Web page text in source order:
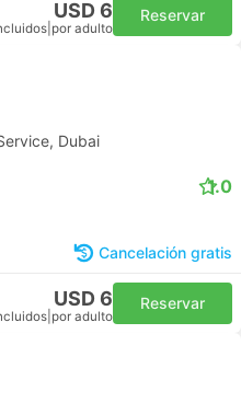
USD 6
por adulto
Reservar
Dubai
1.0
Cancelación gratis
USD 6
por adulto
Reservar